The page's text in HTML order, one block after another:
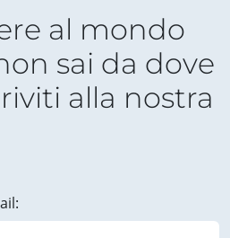
al mondo
sai da dove
alla nostra